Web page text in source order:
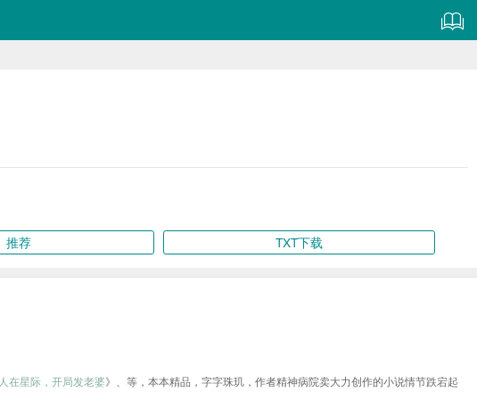
推荐 TXT下载
人在星际，开局发老婆》、等，本本精品，字字珠玑，作者精神病院卖大力创作的小说情节跌宕起